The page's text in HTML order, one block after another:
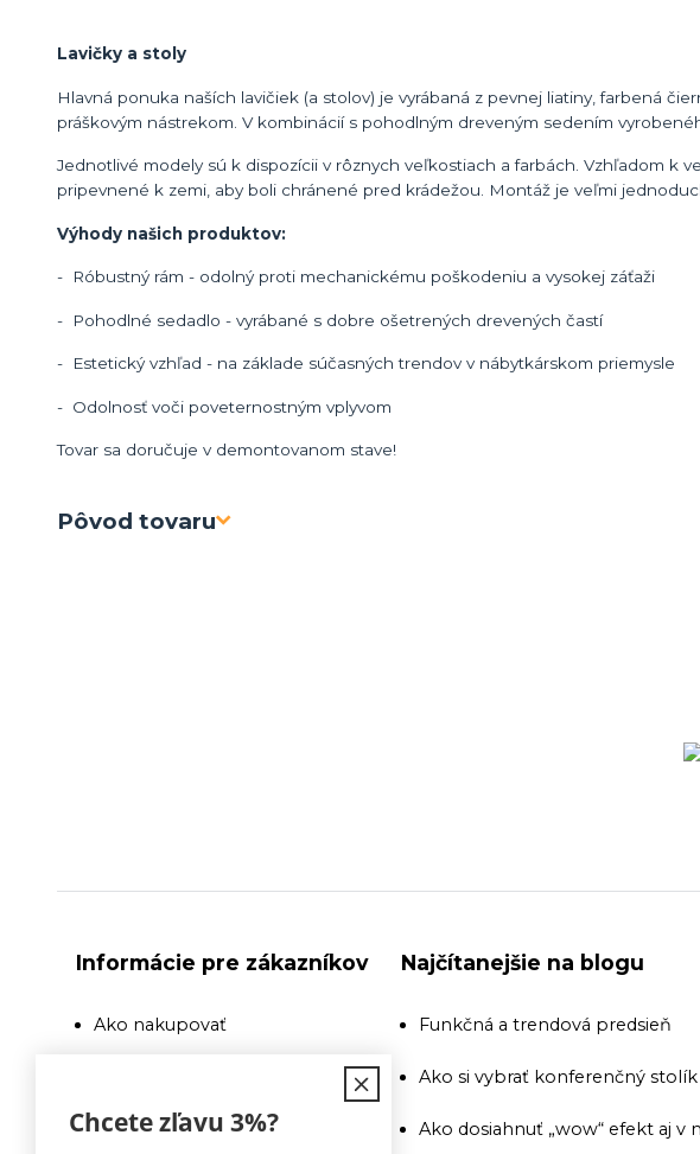
Lavičky a stoly
Hlavná ponuka naších lavičiek (a stolov) je vyrábaná z pevnej liatiny, farbená
práškovým nástrekom. V kombinácií s pohodlným dreveným sedením
Jednotlivé modely sú k dispozícii v rôznych veľkostiach a farbách. Vzhľadom k
pripevnené k zemi, aby boli chránené pred krádežou. Montáž je veľmi
Výhody našich produktov:
- Róbustný rám - odolný proti mechanickému poškodeniu a vysokej záťaži
- Pohodlné sedadlo - vyrábané s dobre ošetrených drevených častí
- Estetický vzhľad - na základe súčasných trendov v nábytkárskom priemysle
- Odolnosť voči poveternostným vplyvom
Tovar sa doručuje v demontovanom stave!
Pôvod tovaru
Informácie pre zákazníkov
Ako nakupovať
Recenzie a odporúčania
Najčítanejšie na blogu
Funkčná a trendová predsieň
Ako si vybrať konferenčný stolík
Ako dosiahnuť „wow“ efekt aj v
Chcete zľavu 3%?